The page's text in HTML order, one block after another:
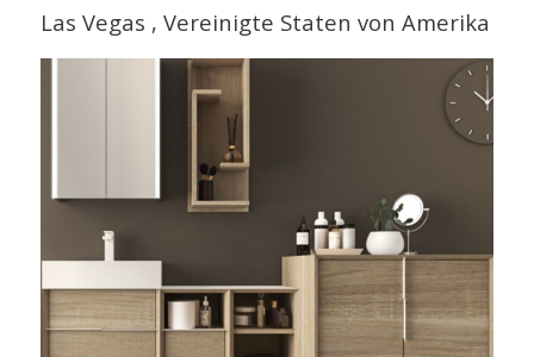
Las Vegas , Vereinigte Staten von Amerika